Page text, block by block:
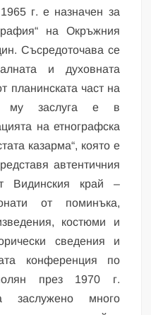
г. е назначен за
на Окръжния
Съсредоточава се
и духовната
планинската част на
му заслуга е в
на етнографска
казарма“, която е
автентичния
Видинския край –
от поминъка,
костюми и
сведения и
конференция по
през 1970 г.
заслужено много